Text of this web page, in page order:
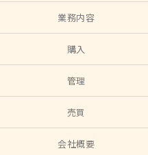
業務内容
購入
管理
売買
会社概要